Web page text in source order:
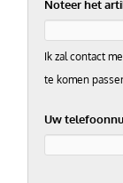
Noteer het
Ik zal contact
te komen
Uw